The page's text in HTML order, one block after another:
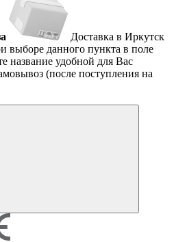
Доставка в Иркутск
выборе данного пункта в поле
название удобной для Вас
(после поступления на